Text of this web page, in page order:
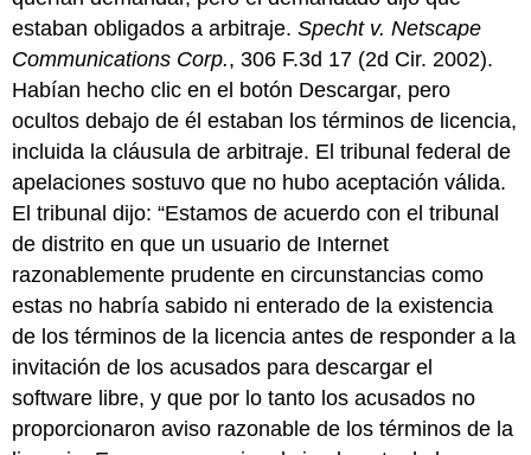
estaban obligados a arbitraje.Specht v. Netscape
Communications Corp., 306 F.3d 17 (2d Cir. 2002).
Habían hecho clic en el botón Descargar, pero
ocultos debajo de él estaban los términos de licencia,
incluida la cláusula de arbitraje. El tribunal federal de
apelaciones sostuvo que no hubo aceptación válida.
El tribunal dijo: “Estamos de acuerdo con el tribunal
de distrito en que un usuario de Internet
razonablemente prudente en circunstancias como
estas no habría sabido ni enterado de la existencia
de los términos de la licencia antes de responder a la
invitación de los acusados para descargar el
software libre, y que por lo tanto los acusados no
proporcionaron aviso razonable de los términos de la